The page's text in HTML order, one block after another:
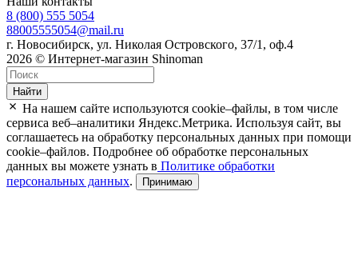
8 (800) 555 5054
88005555054@mail.ru
г. Новосибирск, ул. Николая Островского, 37/1, оф.4
2026 © Интернет-магазин Shinoman
Найти
На нашем сайте используются cookie–файлы, в том числе
сервиса веб–аналитики Яндекс.Метрика. Используя сайт, вы
соглашаетесь на обработку персональных данных при помощи
cookie–файлов. Подробнее об обработке персональных
данных вы можете узнать в Политике обработки
персональных данных. Принимаю